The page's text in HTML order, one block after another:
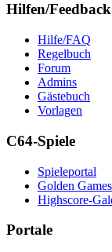
Hilfen/Feedback
Hilfe/FAQ
Regelbuch
Forum
Admins
Gästebuch
Vorlagen
C64-Spiele
Spieleportal
Golden Games
Highscore-
Portale